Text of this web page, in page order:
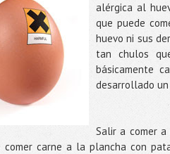
alérgica al
que puede
huevo ni sus
tan chulos
básicamente
desarrollado
Salir a comer
comer carne a la plancha con